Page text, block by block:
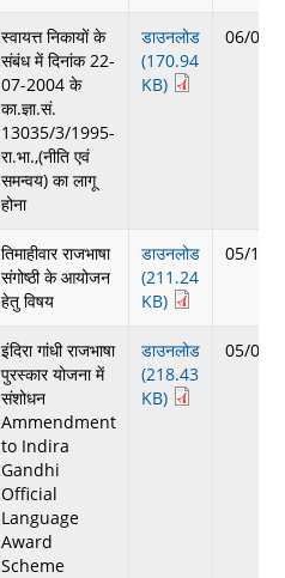
स्वायत्त निकायों के
संबंध में दिनांक 22-
07-2004 के
का.ज्ञा.सं.
13035/3/1995-
रा.भा.,(नीति एवं
समन्वय) का लागू
होना
डाउनलोड
(170.94
KB)
06/05/
तिमाहीवार राजभाषा
संगोष्ठी के आयोजन
हेतु विषय
डाउनलोड
(211.24
KB)
05/15/
इंदिरा गांधी राजभाषा
पुरस्कार योजना में
संशोधन
Ammendment
to Indira
Gandhi
Official
Language
Award
Scheme
डाउनलोड
(218.43
KB)
05/07/